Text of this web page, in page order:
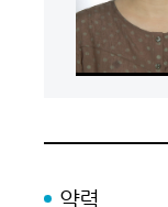
약력